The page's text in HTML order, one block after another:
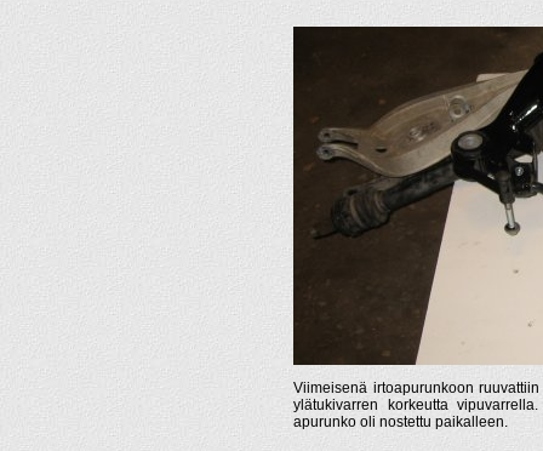
Viimeisenä irtoapurunkoon
ylätukivarren korkeutta
apurunko oli nostettu paikalleen.